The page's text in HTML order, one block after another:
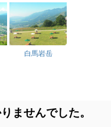
白馬岩岳